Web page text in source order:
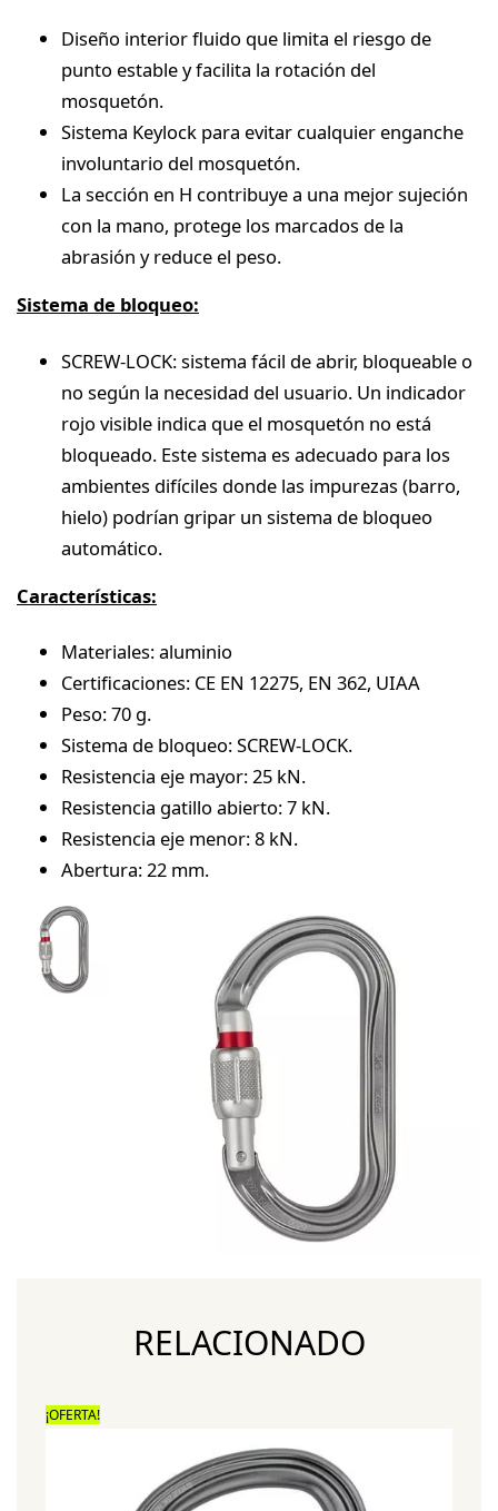
Diseño interior fluido que limita el riesgo de
punto estable y facilita la rotación del
mosquetón.
Sistema Keylock para evitar cualquier enganche
involuntario del mosquetón.
La sección en H contribuye a una mejor sujeción
con la mano, protege los marcados de la
abrasión y reduce el peso.
Sistema de bloqueo:
SCREW-LOCK: sistema fácil de abrir, bloqueable o
no según la necesidad del usuario. Un indicador
rojo visible indica que el mosquetón no está
bloqueado. Este sistema es adecuado para los
ambientes difíciles donde las impurezas (barro,
hielo) podrían gripar un sistema de bloqueo
automático.
Características:
Materiales: aluminio
Certificaciones: CE EN 12275, EN 362, UIAA
Peso: 70 g.
Sistema de bloqueo: SCREW-LOCK.
Resistencia eje mayor: 25 kN.
Resistencia gatillo abierto: 7 kN.
Resistencia eje menor: 8 kN.
Abertura: 22 mm.
RELACIONADO
¡OFERTA!